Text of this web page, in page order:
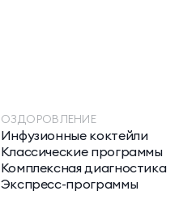
ОЗДОРОВЛЕНИЕ
Инфузионные коктейли
Классические программы
Комплексная диагностика
Экспресс-программы